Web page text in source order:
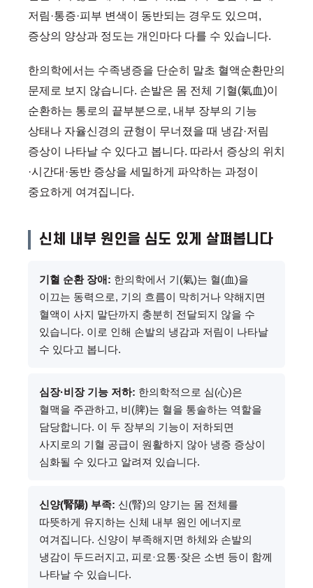
저림·통증·피부 변색이 동반되는 경우도 있으며,
증상의 양상과 정도는 개인마다 다를 수 있습니다.
한의학에서는 수족냉증을 단순히 말초 혈액순환만의
문제로 보지 않습니다. 손발은 몸 전체 기혈(氣血)이
순환하는 통로의 끝부분으로, 내부 장부의 기능
상태나 자율신경의 균형이 무너졌을 때 냉감·저림
증상이 나타날 수 있다고 봅니다. 따라서 증상의 위치
·시간대·동반 증상을 세밀하게 파악하는 과정이
중요하게 여겨집니다.
신체 내부 원인을 심도 있게 살펴봅니다
기혈 순환 장애: 한의학에서 기(氣)는 혈(血)을
이끄는 동력으로, 기의 흐름이 막히거나 약해지면
혈액이 사지 말단까지 충분히 전달되지 않을 수
있습니다. 이로 인해 손발의 냉감과 저림이 나타날
수 있다고 봅니다.
심장·비장 기능 저하: 한의학적으로 심(心)은
혈맥을 주관하고, 비(脾)는 혈을 통솔하는 역할을
담당합니다. 이 두 장부의 기능이 저하되면
사지로의 기혈 공급이 원활하지 않아 냉증 증상이
심화될 수 있다고 알려져 있습니다.
신양(腎陽) 부족: 신(腎)의 양기는 몸 전체를
따뜻하게 유지하는 신체 내부 원인 에너지로
여겨집니다. 신양이 부족해지면 하체와 손발의
냉감이 두드러지고, 피로·요통·잦은 소변 등이 함께
나타날 수 있습니다.